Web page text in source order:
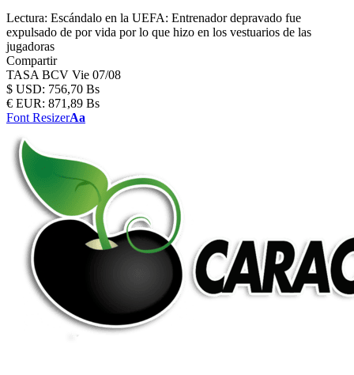
Lectura: Escándalo en la UEFA: Entrenador depravado fue
expulsado de por vida por lo que hizo en los vestuarios de las
jugadoras
Compartir
TASA BCV Vie 07/08
$ USD: 756,70 Bs
€ EUR: 871,89 Bs
Font ResizerAa